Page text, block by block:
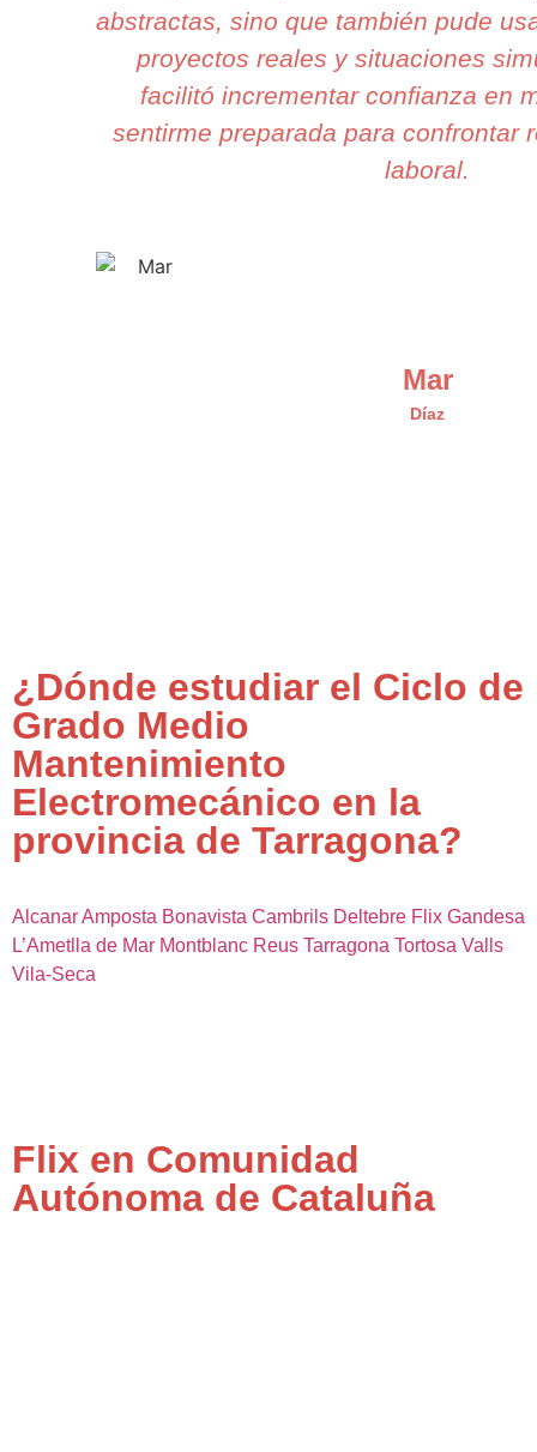
abstractas, sino que también pude
proyectos reales y situaciones
facilitó incrementar confianza en
sentirme preparada para confrontar
laboral.
Mar
Díaz
¿Dónde estudiar el Ciclo de
Grado Medio
Mantenimiento
Electromecánico en la
provincia de Tarragona?
AlcanarAmposta Bonavista Cambrils Deltebre Flix Gandesa
L’Ametlla de Mar Montblanc Reus Tarragona Tortosa Valls
Vila-Seca
Flix en Comunidad
Autónoma de Cataluña